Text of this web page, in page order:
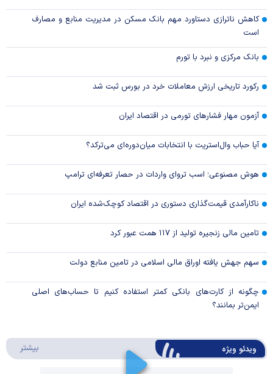
کاهش ناترازی دستاورد مهم بانک مسکن در مدیریت منابع و مصارف
است
بانک مرکزی و نبرد با تورم
رکورد تاریخی ارزش معاملات خرد در بورس ثبت شد
آزمون مهار فشار‌های تورمی در اقتصاد ایران
آیا حباب وال‌استریت با انتخابات میان‌دوره‌ای می‌ترکد؟
هوش مصنوعی؛ اسب تروای واردات در حصار تعرفه‌ای ترامپ
ناکارآمدی قیمت‌گذاری دستوری در اقتصاد کوچک‌شده ایران
تامین مالی زنجیره تولید از ۱۱۷ همت عبور کرد
سهم جهش یافته اوراق مالی اسلامی در تامین منابع دولت
چگونه از کارت‌های بانکی کمتر استفاده کنیم تا حساب‌های اصلی
ایمن‌تر بمانند؟
ویدئو ویژه بیشتر